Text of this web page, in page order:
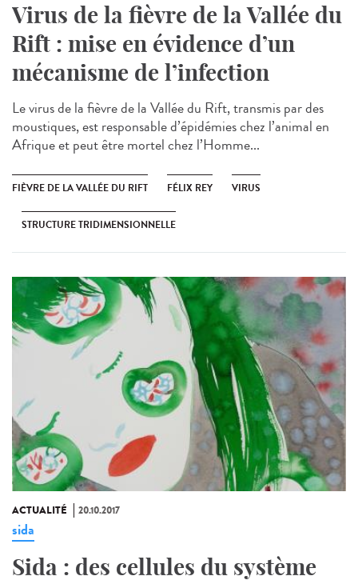
Virus de la fièvre de la Vallée du
Rift : mise en évidence d’un
mécanisme de l’infection
Le virus de la fièvre de la Vallée du Rift, transmis par des
moustiques, est responsable d’épidémies chez l’animal en
Afrique et peut être mortel chez l’Homme...
FIÈVRE DE LA VALLÉE DU RIFT FÉLIX REY VIRUS
STRUCTURE TRIDIMENSIONNELLE
ACTUALITÉ 20.10.2017
sida
Sida : des cellules du système